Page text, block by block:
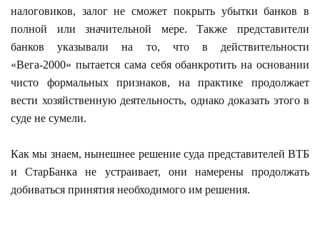
налоговиков, залог не сможет покрыть убытки банков в
полной или значительной мере. Также представители
банков указывали на то, что в действительности
«Вега-2000» пытается сама себя обанкротить на основании
чисто формальных признаков, на практике продолжает
вести хозяйственную деятельность, однако доказать этого в
суде не сумели.
Как мы знаем, нынешнее решение суда представителей ВТБ
и СтарБанка не устраивает, они намерены продолжать
добиваться принятия необходимого им решения.